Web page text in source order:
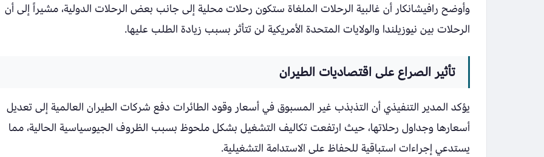
وأوضح رافيشانكار أن غالبية الرحلات الملغاة ستكون رحلات محلية إلى جانب بعض الرحلات الدولية، مشيراً إلى أن
الرحلات بين نيوزيلندا والولايات المتحدة الأمريكية لن تتأثر بسبب زيادة الطلب عليها.
تأثير الصراع على اقتصاديات الطيران
يؤكد المدير التنفيذي أن التذبذب غير المسبوق في أسعار وقود الطائرات دفع شركات الطيران العالمية إلى تعديل
أسعارها وجداول رحلاتها، حيث ارتفعت تكاليف التشغيل بشكل ملحوظ بسبب الظروف الجيوسياسية الحالية، مما
يستدعي إجراءات استباقية للحفاظ على الاستدامة التشغيلية.